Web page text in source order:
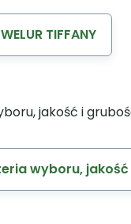
TIFFANY
jakość i
wyboru,